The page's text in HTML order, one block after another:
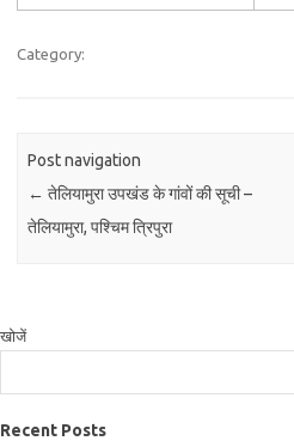
Category:
Post navigation
← तेलियामुरा उपखंड के गांवों की सूची –
तेलियामुरा, पश्चिम त्रिपुरा
खोजें
Recent Posts